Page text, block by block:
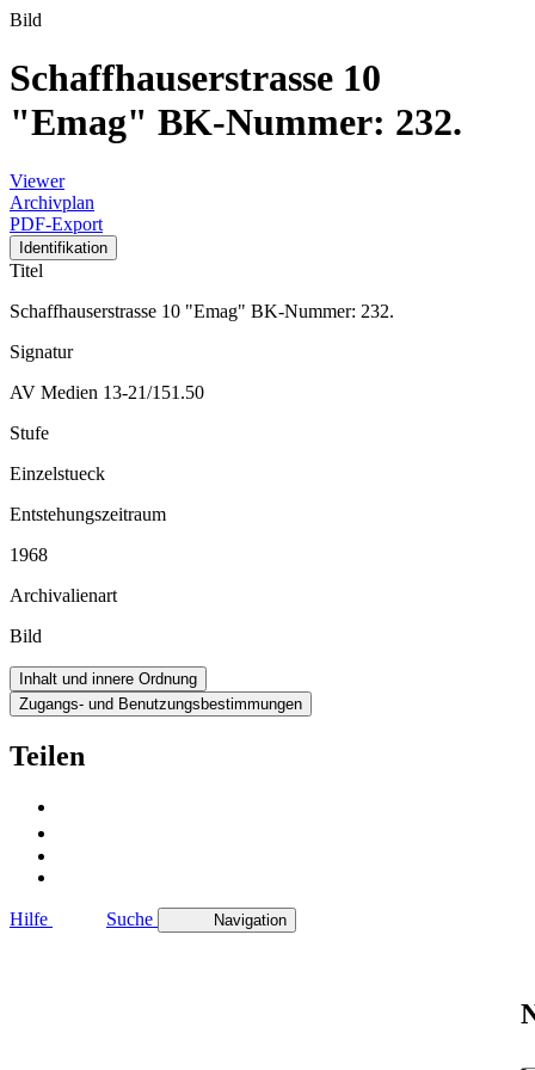
Bild
Schaffhauserstrasse 10
"Emag" BK-Nummer: 232.
Viewer
Archivplan
PDF-Export
Identifikation
Titel
Schaffhauserstrasse 10 "Emag" BK-Nummer: 232.
Signatur
AV Medien 13-21/151.50
Stufe
Einzelstueck
Entstehungszeitraum
1968
Archivalienart
Bild
Inhalt und innere Ordnung
Zugangs- und Benutzungsbestimmungen
Teilen
Hilfe Suche Navigation